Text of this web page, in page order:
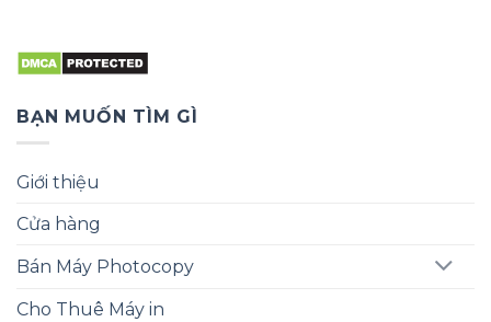
BẠN MUỐN TÌM GÌ
Giới thiệu
Cửa hàng
Bán Máy Photocopy
Cho Thuê Máy in